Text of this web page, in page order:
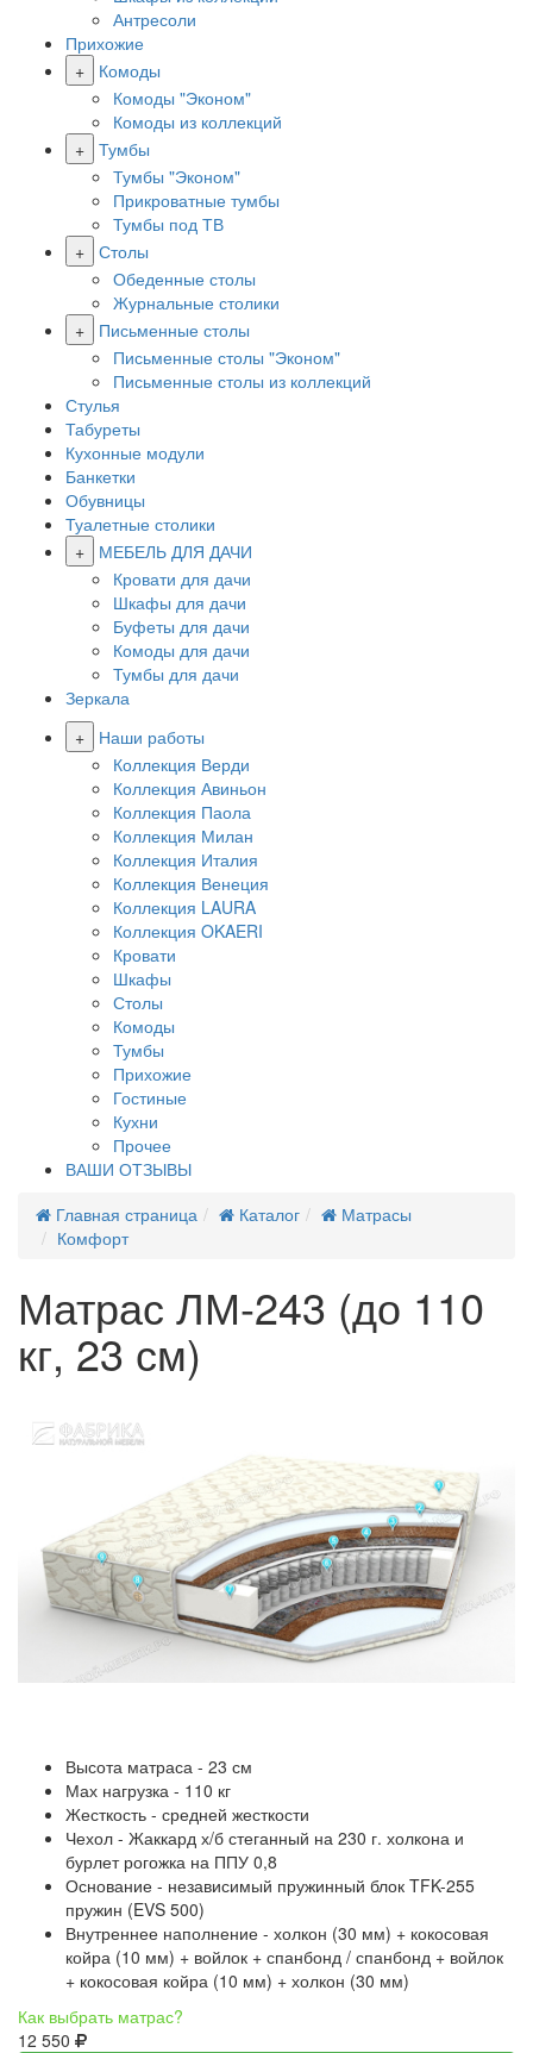
Антресоли
Прихожие
+
Комоды
Комоды "Эконом"
Комоды из коллекций
+ Тумбы
Тумбы "Эконом"
Прикроватные тумбы
Тумбы под ТВ
+ Столы
Обеденные столы
Журнальные столики
+
Письменные столы
Письменные столы "Эконом"
Письменные столы из коллекций
Стулья
Табуреты
Кухонные модули
Банкетки
Обувницы
Туалетные столики
+
МЕБЕЛЬ ДЛЯ ДАЧИ
Кровати для дачи
Шкафы для дачи
Буфеты для дачи
Комоды для дачи
Тумбы для дачи
Зеркала
+
Наши работы
Коллекция Верди
Коллекция Авиньон
Коллекция Паола
Коллекция Милан
Коллекция Италия
Коллекция Венеция
Коллекция LAURA
Коллекция OKAERI
Кровати
Шкафы
Столы
Комоды
Тумбы
Прихожие
Гостиные
Кухни
Прочее
ВАШИ ОТЗЫВЫ
Главная страница
Каталог
Матрасы
Комфорт
Матрас ЛМ-243 (до 110
кг, 23 см)
Высота матраса - 23 см
Мах нагрузка - 110 кг
Жесткость - средней жесткости
Чехол - Жаккард х/б стеганный на 230 г. холкона и
бурлет рогожка на ППУ 0,8
Основание - независимый пружинный блок TFK-255
пружин (EVS 500)
Внутреннее наполнение - холкон (30 мм) + кокосовая
койра (10 мм) + войлок + спанбонд / спанбонд + войлок
+ кокосовая койра (10 мм) + холкон (30 мм)
Как выбрать матрас?
12 550